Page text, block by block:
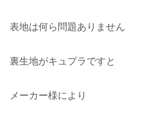
表地は何ら問題ありません
裏生地がキュプラですと
メーカー様により